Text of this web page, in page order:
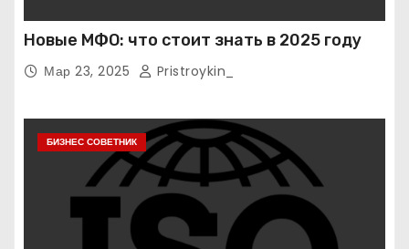
Новые МФО: что стоит знать в 2025 году
Мар 23, 2025 Pristroykin_
БИЗНЕС СОВЕТНИК